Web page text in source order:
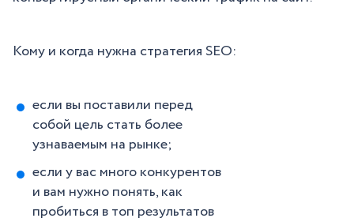
Кому и когда нужна стратегия SEO:
если вы поставили перед
собой цель стать более
узнаваемым на рынке;
если у вас много конкурентов
и вам нужно понять, как
пробиться в топ результатов